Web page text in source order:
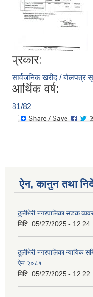
प्रकार:
सार्वजनिक खरीद / बोलपत्र
आर्थिक वर्ष:
81/82
ऐन, कानुन तथा
ठूलीभेरी नगरपालिका सडक
मिति: 05/27/2025 - 12:24
ठूलीभेरी नगरपालिका न्यायिक
ऐन २०८१
मिति: 05/27/2025 - 12:22